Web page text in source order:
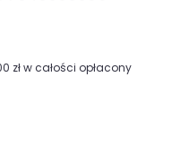
zł w całości opłacony